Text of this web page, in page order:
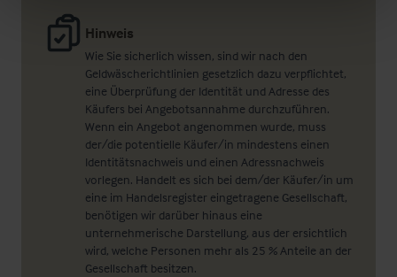
Hinweis
Wie Sie sicherlich wissen, sind wir nach den
Geldwäscherichtlinien gesetzlich dazu verpflichtet,
eine Überprüfung der Identität und Adresse des
Käufers bei Angebotsannahme durchzuführen.
Wenn ein Angebot angenommen wurde, muss
der/die potentielle Käufer/in mindestens einen
Identitätsnachweis und einen Adressnachweis
vorlegen. Handelt es sich bei dem/der Käufer/in um
eine im Handelsregister eingetragene Gesellschaft,
benötigen wir darüber hinaus eine
unternehmerische Darstellung, aus der ersichtlich
wird, welche Personen mehr als 25 % Anteile an der
Gesellschaft besitzen.